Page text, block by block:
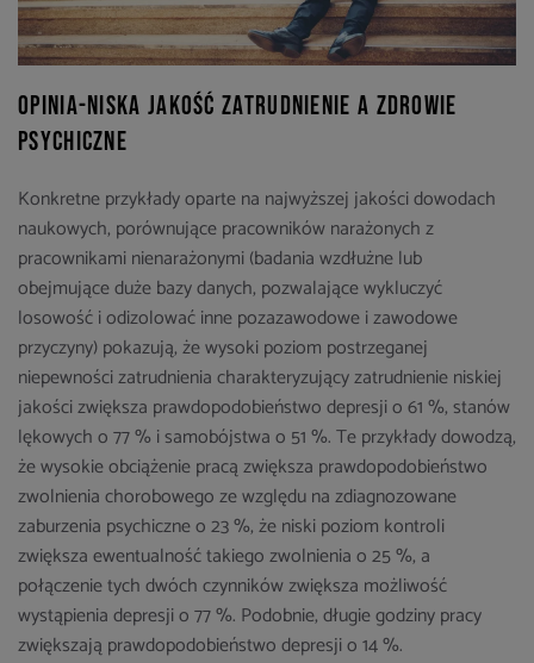
Opinia-niska jakość zatrudnienie a zdrowie
psychiczne
Konkretne przykłady oparte na najwyższej jakości dowodach
naukowych, porównujące pracowników narażonych z
pracownikami nienarażonymi (badania wzdłużne lub
obejmujące duże bazy danych, pozwalające wykluczyć
losowość i odizolować inne pozazawodowe i zawodowe
przyczyny) pokazują, że wysoki poziom postrzeganej
niepewności zatrudnienia charakteryzujący zatrudnienie niskiej
jakości zwiększa prawdopodobieństwo depresji o 61 %, stanów
lękowych o 77 % i samobójstwa o 51 %. Te przykłady dowodzą,
że wysokie obciążenie pracą zwiększa prawdopodobieństwo
zwolnienia chorobowego ze względu na zdiagnozowane
zaburzenia psychiczne o 23 %, że niski poziom kontroli
zwiększa ewentualność takiego zwolnienia o 25 %, a
połączenie tych dwóch czynników zwiększa możliwość
wystąpienia depresji o 77 %. Podobnie, długie godziny pracy
zwiększają prawdopodobieństwo depresji o 14 %.